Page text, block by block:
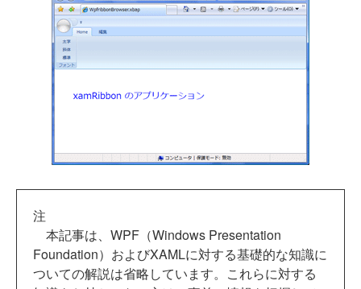
注
本記事は、WPF（Windows Presentation
Foundation）およびXAMLに対する基礎的な知識に
ついての解説は省略しています。これらに対する